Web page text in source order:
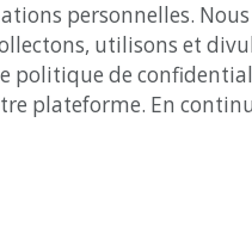
personnelles.
utilisons et
politique de
plateforme. En